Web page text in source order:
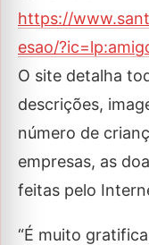
https://
esao/
O site detalha
descrições,
número de
empresas, as
feitas pelo
“É muito